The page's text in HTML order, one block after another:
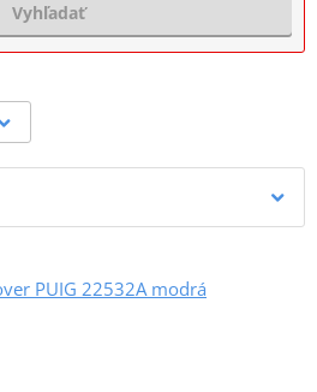
Vyhľadať
PUIG 22532A modrá